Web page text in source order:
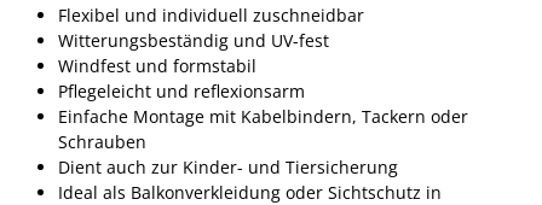
Flexibel und individuell zuschneidbar
Witterungsbeständig und UV-fest
Windfest und formstabil
Pflegeleicht und reflexionsarm
Einfache Montage mit Kabelbindern, Tackern oder
Schrauben
Dient auch zur Kinder- und Tiersicherung
Ideal als Balkonverkleidung oder Sichtschutz in